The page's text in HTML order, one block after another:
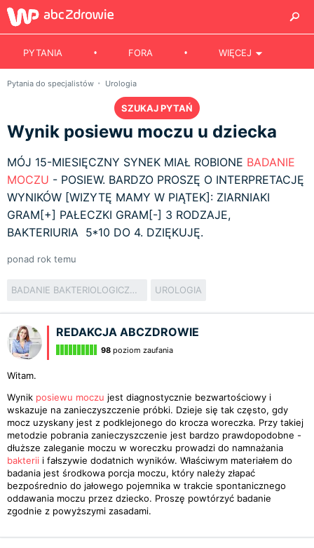
PYTANIA FORA WIĘCEJ
Pytania do specjalistów Urologia
SZUKAJ PYTAŃ
Wynik posiewu moczu u dziecka
MÓJ 15-MIESIĘCZNY SYNEK MIAŁ ROBIONE BADANIE
MOCZU - POSIEW. BARDZO PROSZĘ O INTERPRETACJĘ
WYNIKÓW [WIZYTĘ MAMY W PIĄTEK]: ZIARNIAKI
GRAM[+] PAŁECZKI GRAM[-] 3 RODZAJE,
BAKTERIURIA 5*10 DO 4. DZIĘKUJĘ.
ponad rok temu
BADANIE BAKTERIOLOGICZNE MOCZU UROLOGIA
REDAKCJA ABCZDROWIE
98 poziom zaufania
Witam.
Wynik posiewu moczu jest diagnostycznie bezwartościowy i
wskazuje na zanieczyszczenie próbki. Dzieje się tak często, gdy
mocz uzyskany jest z podklejonego do krocza woreczka. Przy takiej
metodzie pobrania zanieczyszczenie jest bardzo prawdopodobne -
dłuższe zaleganie moczu w woreczku prowadzi do namnażania
bakterii i fałszywie dodatnich wyników. Właściwym materiałem do
badania jest środkowa porcja moczu, który należy złapać
bezpośrednio do jałowego pojemnika w trakcie spontanicznego
oddawania moczu przez dziecko. Proszę powtórzyć badanie
zgodnie z powyższymi zasadami.